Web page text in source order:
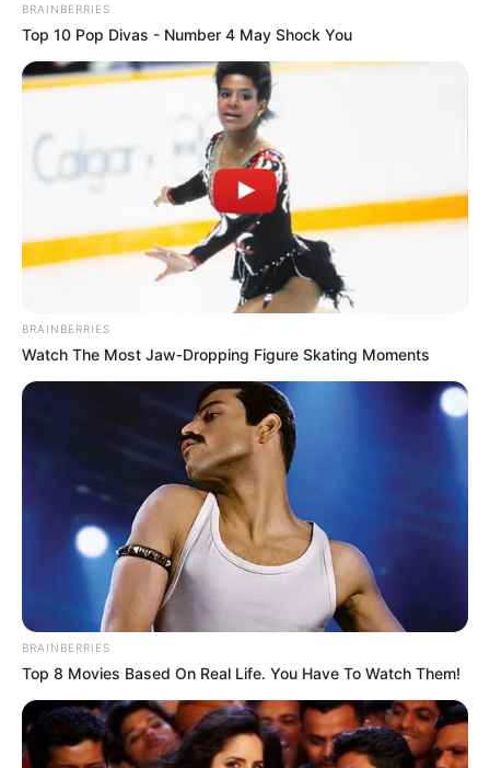
TAGS
ΠΑΡΑΛΙΕΣ ΕΥΒΟΙΑΣ
ΤΑΥΤΟΤΗΤΑ ΚΑΙ ΕΠΙΚΟΙΝΩΝΙΑ ΟΡΟΙ ΧΡΗΣΗΣ
BRAINBERRIES
Top 10 Pop Divas - Number 4 May Shock You
BRAINBERRIES
Watch The Most Jaw‑Dropping Figure Skating Moments
BRAINBERRIES
Top 8 Movies Based On Real Life. You Have To Watch Them!